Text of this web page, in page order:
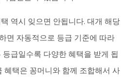
역시 잊으면 안됩니다. 대개 해당
면 자동적으로 등급 기준에 따라
급일수록 다양한 혜택을 받게 됩
혜택은 꽁머니와 함께 조합해서 사